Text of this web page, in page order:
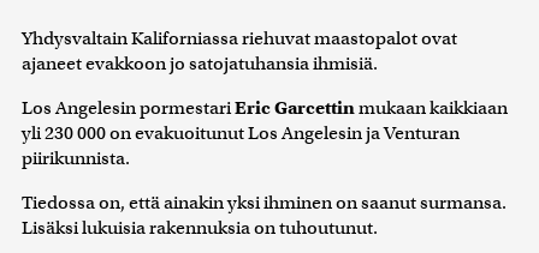
Yhdysvaltain Kaliforniassa riehuvat maastopalot ovat
ajaneet evakkoon jo satojatuhansia ihmisiä.
Los Angelesin pormestariEric Garcettinmukaan kaikkiaan
yli 230 000 on evakuoitunut Los Angelesin ja Venturan
piirikunnista.
Tiedossa on, että ainakin yksi ihminen on saanut surmansa.
Lisäksi lukuisia rakennuksia on tuhoutunut.